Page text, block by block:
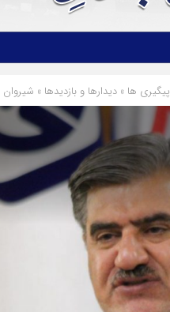
پیگیری ها » دیدارها و بازدیدها » شیروان